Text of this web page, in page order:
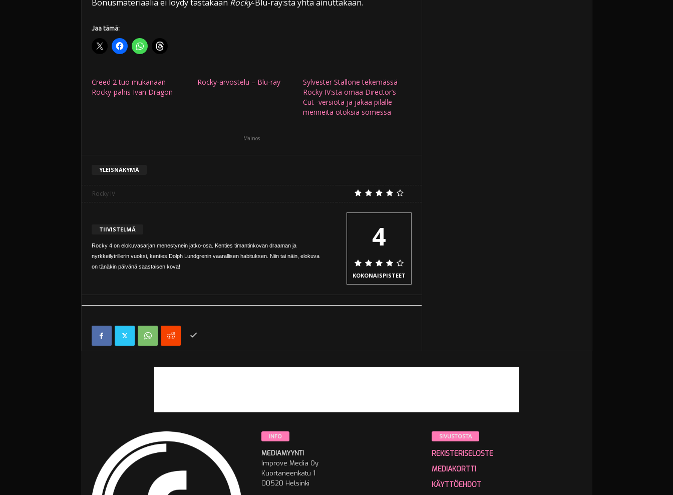
Bonusmateriaalia ei löydy tästäkään Rocky-Blu-ray:stä yhtä ainuttakaan.
Jaa tämä:
Creed 2 tuo mukanaan
Rocky-pahis Ivan Dragon
Rocky-arvostelu – Blu-ray
Sylvester Stallone tekemässä
Rocky IV:stä omaa Director’s
Cut -versiota ja jakaa pilalle
menneitä otoksia somessa
Mainos
YLEISNÄKYMÄ
Rocky IV
TIIVISTELMÄ
Rocky 4 on elokuvasarjan menestynein jatko-osa. Kenties timantinkovan draaman ja
nyrkkeilytrillerin vuoksi, kenties Dolph Lundgrenin vaarallisen habituksen. Niin tai näin, elokuva
on tänäkin päivänä saastaisen kova!
4
KOKONAISPISTEET
INFO
MEDIAMYYNTI
Improve Media Oy
Kuortaneenkatu 1
00520 Helsinki
SIVUSTOSTA
REKISTERISELOSTE
MEDIAKORTTI
KÄYTTÖEHDOT